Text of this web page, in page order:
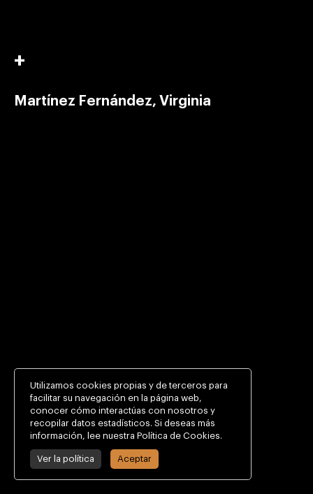
Utilizamos cookies propias y de terceros para
facilitar su navegación en la página web,
conocer cómo interactúas con nosotros y
recopilar datos estadísticos. Si deseas más
información, lee nuestra Política de Cookies.
Ver la política Aceptar
Martínez Fernández, Virginia
Mayans Aparicio, Rafael